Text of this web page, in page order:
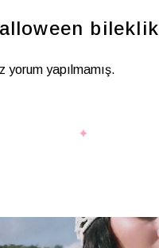
bileklik
yorum yapılmamış.